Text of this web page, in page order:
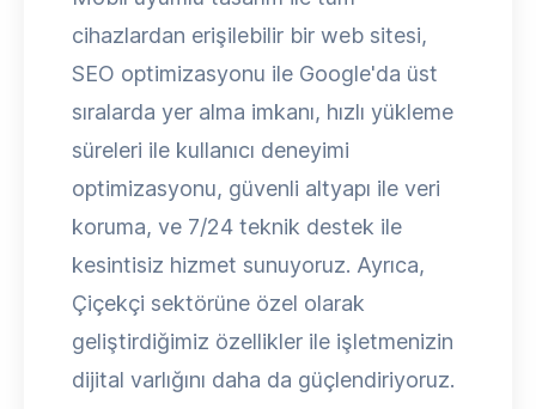
cihazlardan erişilebilir bir web sitesi,
SEO optimizasyonu ile Google'da üst
sıralarda yer alma imkanı, hızlı yükleme
süreleri ile kullanıcı deneyimi
optimizasyonu, güvenli altyapı ile veri
koruma, ve 7/24 teknik destek ile
kesintisiz hizmet sunuyoruz. Ayrıca,
Çiçekçi sektörüne özel olarak
geliştirdiğimiz özellikler ile işletmenizin
dijital varlığını daha da güçlendiriyoruz.